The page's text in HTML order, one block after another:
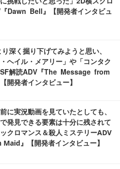
Dawn Bell』【開発者インタビュ
り深く掘り下げてみようと思い、
・ヘイル・メアリー」や「コンタク
SF解読ADV『The Message from
開発者インタビュー】
に実況動画を見ていたとしても、
発見できる要素は十分に残されて
クロマンス＆殺人ミステリーADV
Maid』【開発者インタビュー】